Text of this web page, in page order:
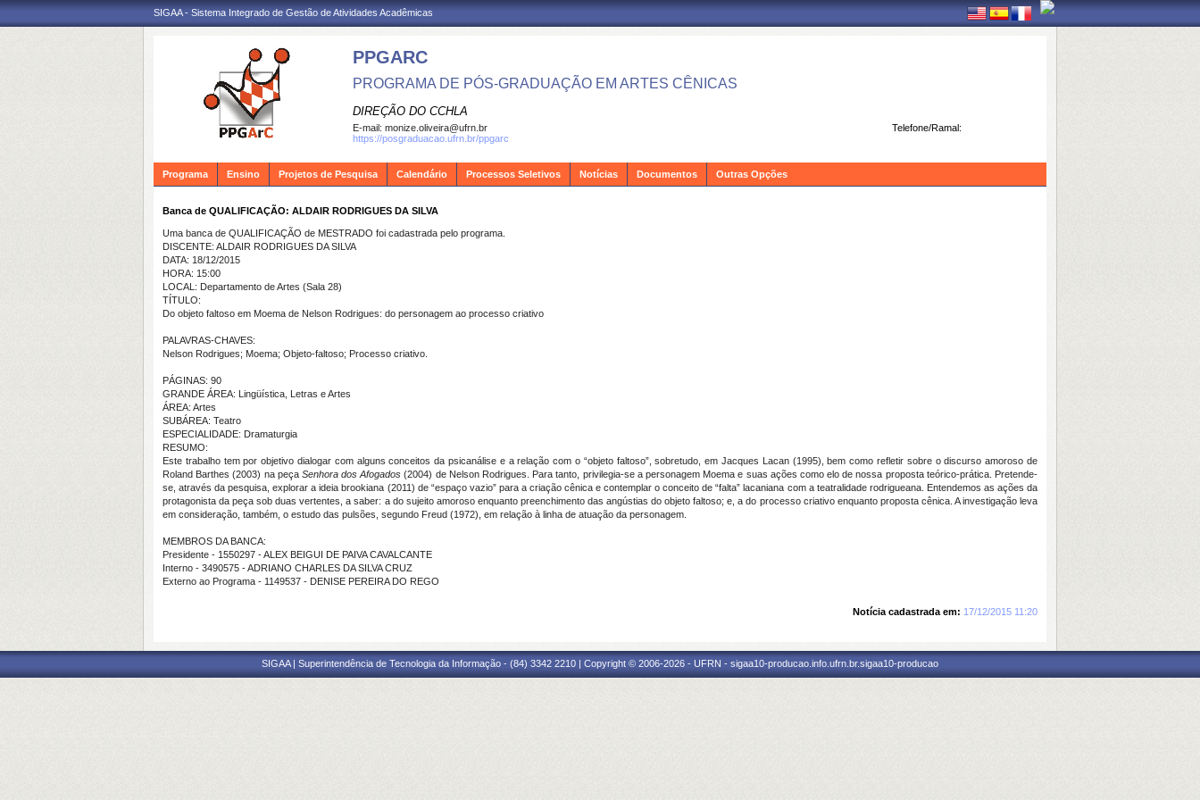
SIGAA - Sistema Integrado de Gestão de Atividades Acadêmicas
PPGARC
PROGRAMA DE PÓS-GRADUAÇÃO EM ARTES CÊNICAS
DIREÇÃO DO CCHLA
Telefone/Ramal:
E-mail: monize.oliveira@ufrn.br
https://posgraduacao.ufrn.br/ppgarc
Programa Ensino Projetos de Pesquisa Calendário Processos Seletivos Notícias Documentos Outras Opções
Banca de QUALIFICAÇÃO: ALDAIR RODRIGUES DA SILVA
Uma banca de QUALIFICAÇÃO de MESTRADO foi cadastrada pelo programa.
DISCENTE: ALDAIR RODRIGUES DA SILVA
DATA: 18/12/2015
HORA: 15:00
LOCAL: Departamento de Artes (Sala 28)
TÍTULO:
Do objeto faltoso em Moema de Nelson Rodrigues: do personagem ao processo criativo
PALAVRAS-CHAVES:
Nelson Rodrigues; Moema; Objeto-faltoso; Processo criativo.
PÁGINAS: 90
GRANDE ÁREA: Lingüística, Letras e Artes
ÁREA: Artes
SUBÁREA: Teatro
ESPECIALIDADE: Dramaturgia
RESUMO:
Este trabalho tem por objetivo dialogar com alguns conceitos da psicanálise e a relação com o “objeto faltoso”, sobretudo, em Jacques Lacan (1995), bem como refletir sobre o discurso amoroso de
Roland Barthes (2003) na peça Senhora dos Afogados (2004) de Nelson Rodrigues. Para tanto, privilegia-se a personagem Moema e suas ações como elo de nossa proposta teórico-prática. Pretende-
se, através da pesquisa, explorar a ideia brookiana (2011) de “espaço vazio” para a criação cênica e contemplar o conceito de “falta” lacaniana com a teatralidade rodrigueana. Entendemos as ações da
protagonista da peça sob duas vertentes, a saber: a do sujeito amoroso enquanto preenchimento das angústias do objeto faltoso; e, a do processo criativo enquanto proposta cênica. A investigação leva
em consideração, também, o estudo das pulsões, segundo Freud (1972), em relação à linha de atuação da personagem.
MEMBROS DA BANCA:
Presidente - 1550297 - ALEX BEIGUI DE PAIVA CAVALCANTE
Interno - 3490575 - ADRIANO CHARLES DA SILVA CRUZ
Externo ao Programa - 1149537 - DENISE PEREIRA DO REGO
Notícia cadastrada em: 17/12/2015 11:20
SIGAA | Superintendência de Tecnologia da Informação - (84) 3342 2210 | Copyright © 2006-2026 - UFRN - sigaa10-producao.info.ufrn.br.sigaa10-producao